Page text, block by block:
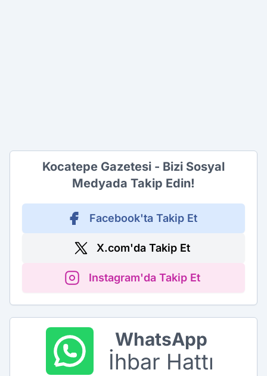
Kocatepe Gazetesi - Bizi Sosyal
Medyada Takip Edin!
Facebook'ta Takip Et
X.com'da Takip Et
Instagram'da Takip Et
WhatsApp
İhbar Hattı